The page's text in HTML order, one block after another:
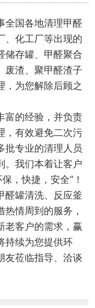
全国各地清理甲醛
、化工厂等出现的
储存罐、甲醛聚合
废渣、聚甲醛渣子
，为您解除后顾之
富的经验，并负责
，有效避免二次污
批专业的清理人员
。我们本着让客户
，快捷，安全”！
醛罐清洗、反应釜
情周到的服务，
老客户的需求，赢
持续为您提供环
友莅临指导、洽谈